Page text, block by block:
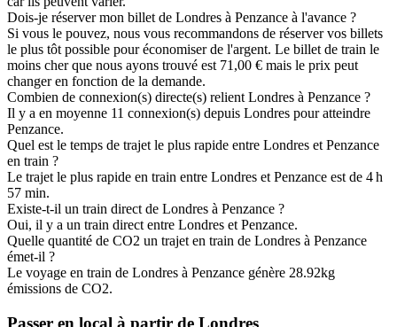
Dois-je réserver mon billet de Londres à Penzance à l'avance ?
Si vous le pouvez, nous vous recommandons de réserver vos billets
le plus tôt possible pour économiser de l'argent. Le billet de train le
moins cher que nous ayons trouvé est 71,00 € mais le prix peut
changer en fonction de la demande.
Combien de connexion(s) directe(s) relient Londres à Penzance ?
Il y a en moyenne 11 connexion(s) depuis Londres pour atteindre
Penzance.
Quel est le temps de trajet le plus rapide entre Londres et Penzance
en train ?
Le trajet le plus rapide en train entre Londres et Penzance est de 4 h
57 min.
Existe-t-il un train direct de Londres à Penzance ?
Oui, il y a un train direct entre Londres et Penzance.
Quelle quantité de CO2 un trajet en train de Londres à Penzance
émet-il ?
Le voyage en train de Londres à Penzance génère 28.92kg
émissions de CO2.
Passer en local à partir de Londres